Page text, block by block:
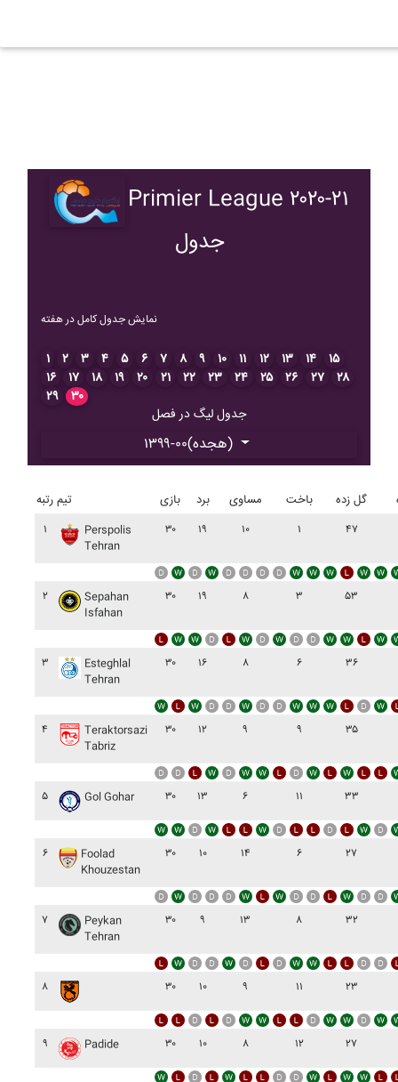
Primier League ۲۰۲۰-۲۱
جدول
نمایش جدول کامل در هفته
۱ ۲ ۳ ۴ ۵ ۶ ۷ ۸ ۹ ۱۰ ۱۱ ۱۲ ۱۳ ۱۴
۱۵
۱۶
۱۷ ۱۸ ۱۹ ۲۰ ۲۱ ۲۲ ۲۳ ۲۴ ۲۵ ۲۶ ۲۷
۲۸
۲۹
۳۰
جدول لیگ در فصل
۱۳۹۹-۰۰(هجده)
رتبه تیم بازی برد مساوی باخت گل زده
۱
Perspolis
Tehran
۳۰ ۱۹ ۱۰ ۱ ۴۷
۲
Sepahan
Isfahan
۳۰ ۱۹ ۸ ۳ ۵۳
۳
Esteghlal
Tehran
۳۰ ۱۶ ۸ ۶ ۳۶
۴
Teraktorsazi
Tabriz
۳۰ ۱۲ ۹ ۹ ۳۵
۵ Gol Gohar ۳۰ ۱۳ ۶ ۱۱ ۳۳
۶
Foolad
Khouzestan
۳۰ ۱۰ ۱۴ ۶ ۲۷
۷
Peykan
Tehran
۳۰ ۹ ۱۳ ۸ ۳۲
۸ ۳۰ ۱۰ ۹ ۱۱ ۲۳
۹ Padide ۳۰ ۱۰ ۸ ۱۲ ۲۷